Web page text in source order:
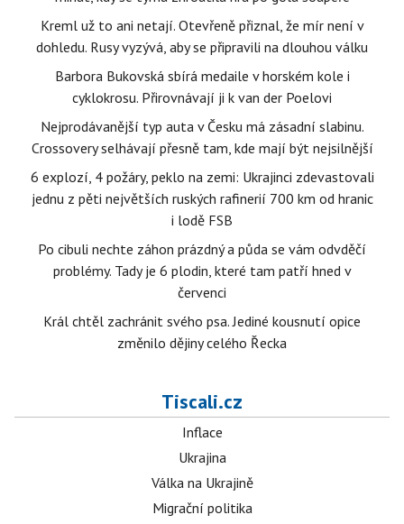
Kreml už to ani netají. Otevřeně přiznal, že mír není v
dohledu. Rusy vyzývá, aby se připravili na dlouhou válku
Barbora Bukovská sbírá medaile v horském kole i
cyklokrosu. Přirovnávají ji k van der Poelovi
Nejprodávanější typ auta v Česku má zásadní slabinu.
Crossovery selhávají přesně tam, kde mají být nejsilnější
6 explozí, 4 požáry, peklo na zemi: Ukrajinci zdevastovali
jednu z pěti největších ruských rafinerií 700 km od hranic
i lodě FSB
Po cibuli nechte záhon prázdný a půda se vám odvděčí
problémy. Tady je 6 plodin, které tam patří hned v
červenci
Král chtěl zachránit svého psa. Jediné kousnutí opice
změnilo dějiny celého Řecka
Tiscali.cz
Inflace
Ukrajina
Válka na Ukrajině
Migrační politika